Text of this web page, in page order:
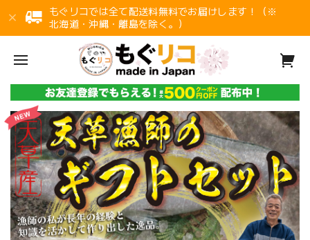
もぐリコでは全て配送料無料でお届けします！（※
北海道・沖縄・離島を除く。）